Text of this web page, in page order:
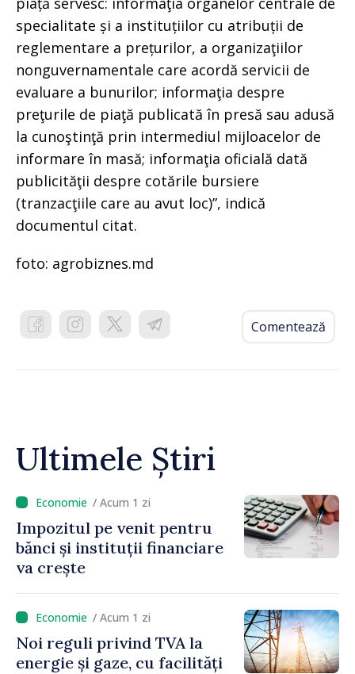
specialitate și a instituțiilor cu atribuții de
reglementare a prețurilor, a organizaţiilor
nonguvernamentale care acordă servicii de
evaluare a bunurilor; informaţia despre
preţurile de piaţă publicată în presă sau adusă
la cunoştinţă prin intermediul mijloacelor de
informare în masă; informaţia oficială dată
publicităţii despre cotările bursiere
(tranzacţiile care au avut loc)”, indică
documentul citat.
foto: agrobiznes.md
Comentează
Ultimele Știri
/ Acum 1 zi
Impozitul pe venit pentru
bănci și instituții financiare
va crește
/ Acum 1 zi
Noi reguli privind TVA la
energie și gaze, cu facilități